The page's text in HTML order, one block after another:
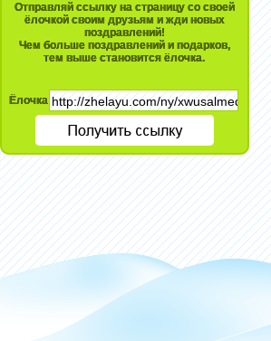
Отправляй ссылку на страницу со своей
ёлочкой своим друзьям и жди новых
поздравлений!
Чем больше поздравлений и подарков,
тем выше становится ёлочка.
Ёлочка